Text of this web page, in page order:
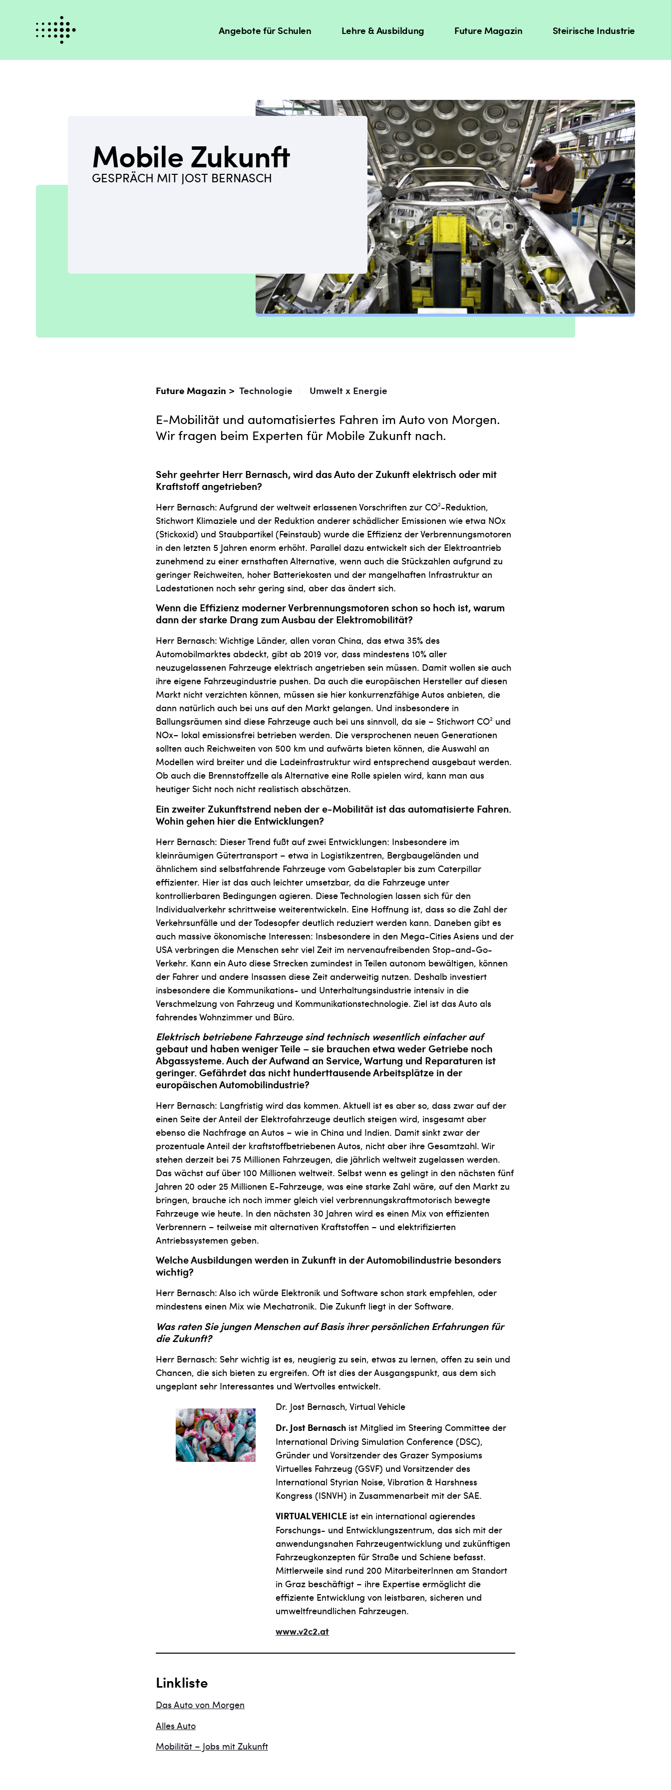
Angebote für Schulen Lehre & Ausbildung Future Magazin Steirische Industrie
Mobile Zukunft
GESPRÄCH MIT JOST BERNASCH
Future Magazin > Technologie Umwelt x Energie
E-Mobilität und automatisiertes Fahren im Auto von Morgen.
Wir fragen beim Experten für Mobile Zukunft nach.
Sehr geehrter Herr Bernasch, wird das Auto der Zukunft elektrisch oder mit
Kraftstoff angetrieben?
Herr Bernasch: Aufgrund der weltweit erlassenen Vorschriften zur CO²-Reduktion,
Stichwort Klimaziele und der Reduktion an­derer schädlicher Emissionen wie etwa NOx
(Stickoxid) und Staubpartikel (Feinstaub) wurde die Effizienz der Verbrennungsmotoren
in den letzten 5 Jahren enorm er­höht. Parallel dazu entwickelt sich der Elek­troantrieb
zunehmend zu einer ernsthaften Alternative, wenn auch die Stückzahlen aufgrund zu
geringer Reichweiten, hoher Batteriekosten und der mangelhaften Infrastruktur an
Ladestationen noch sehr gering sind, aber das ändert sich.
Wenn die Effizienz moderner Ver­brennungsmotoren schon so hoch ist, warum
dann der starke Drang zum Ausbau der Elektromobilität?
Herr Bernasch: Wichtige Länder, allen voran China, das etwa 35% des
Automobilmarktes abdeckt, gibt ab 2019 vor, dass mindestens 10% aller
neuzugelassenen Fahrzeuge elektrisch angetrieben sein müssen. Damit wollen sie auch
ihre eigene Fahrzeugindustrie pushen. Da auch die europäischen Hersteller auf diesen
Markt nicht verzichten können, müssen sie hier konkurrenzfähige Autos anbieten, die
dann natürlich auch bei uns auf den Markt gelangen. Und insbesondere in
Ballungsräumen sind diese Fahrzeuge auch bei uns sinnvoll, da sie – Stichwort CO² und
NOx– lokal emissionsfrei betrieben werden. Die versprochenen neuen Genera­tionen
sollten auch Reichweiten von 500 km und aufwärts bieten können, die Auswahl an
Modellen wird breiter und die Ladeinfrastruktur wird entsprechend ausgebaut werden.
Ob auch die Brennstoffzelle als Alternative eine Rolle spielen wird, kann man aus
heutiger Sicht noch nicht realis­tisch abschätzen.
Ein zweiter Zukunftstrend neben der e-Mobilität ist das automatisierte Fahren.
Wohin gehen hier die Entwick­lungen?
Herr Bernasch: Dieser Trend fußt auf zwei Entwicklun­gen: Insbesondere im
kleinräumigen Gütertransport – etwa in Logistikzentren, Bergbaugeländen und
ähnlichem sind selbstfahrende Fahrzeuge vom Gabelstapler bis zum Caterpillar
effizienter. Hier ist das auch leichter umsetzbar, da die Fahrzeuge unter
kontrollierbaren Bedingungen agieren. Diese Technologien lassen sich für den
Individualverkehr schrittweise weiterentwickeln. Eine Hoffnung ist, dass so die Zahl der
Verkehrsunfälle und der Todesopfer deutlich reduziert werden kann. Daneben gibt es
auch massive ökono­mische Interessen: Insbesondere in den Mega-Cities Asiens und der
USA verbringen die Menschen sehr viel Zeit im nervenaufreibenden Stop-and-Go-
Verkehr. Kann ein Auto diese Strecken zumindest in Teilen autonom bewältigen, können
der Fahrer und andere Insassen diese Zeit anderweitig nutzen. Deshalb investiert
insbesondere die Kommunikations- und Unterhaltungsindustrie intensiv in die
Verschmelzung von Fahrzeug und Kommunikationstechnologie. Ziel ist das Auto als
fahrendes Wohnzimmer und Büro.
Elektrisch betriebene Fahrzeuge sind technisch wesentlich einfacher auf­
gebaut und haben weniger Teile – sie brauchen etwa weder Getriebe noch
Abgassysteme. Auch der Aufwand an Service, Wartung und Reparaturen ist
geringer. Gefährdet das nicht hundert­tausende Arbeitsplätze in der
europäischen Automobilindustrie?
Herr Bernasch: Langfristig wird das kommen. Aktuell ist es aber so, dass zwar auf der
einen Seite der Anteil der Elektrofahrzeuge deutlich steigen wird, insgesamt aber
ebenso die Nach­frage an Autos – wie in China und Indien. Damit sinkt zwar der
prozentuale Anteil der kraftstoffbetriebenen Autos, nicht aber ihre Gesamtzahl. Wir
stehen derzeit bei 75 Millionen Fahrzeugen, die jährlich weltweit zugelassen werden.
Das wächst auf über 100 Millionen weltweit. Selbst wenn es ge­lingt in den nächsten fünf
Jahren 20 oder 25 Millionen E-Fahrzeuge, was eine starke Zahl wäre, auf den Markt zu
bringen, brauche ich noch immer gleich viel verbrennungskraft­motorisch bewegte
Fahrzeuge wie heute. In den nächsten 30 Jahren wird es einen Mix von effizienten
Verbrennern – teilweise mit alternativen Kraftstoffen – und elektrifizier­ten
Antriebssystemen geben.
Welche Ausbildungen werden in Zukunft in der Automobilindustrie besonders
wichtig?
Herr Bernasch: Also ich würde Elektronik und Software schon stark empfehlen, oder
mindestens einen Mix wie Mechatronik. Die Zukunft liegt in der Software.
Was raten Sie jungen Menschen auf Basis ihrer persönlichen Erfahrungen für
die Zukunft?
Herr Bernasch: Sehr wichtig ist es, neugierig zu sein, etwas zu lernen, offen zu sein und
Chancen, die sich bieten zu ergreifen. Oft ist dies der Ausgangspunkt, aus dem sich
unge­plant sehr Interessantes und Wertvolles entwickelt.
Dr. Jost Bernasch, Virtual Vehicle
Dr. Jost Bernaschist Mitglied im Steering Committee der
International Driving Simulation Conference (DSC),
Gründer und Vorsitzender des Grazer Symposiums
Virtuelles Fahrzeug (GSVF) und Vorsitzender des
International Styrian Noise, Vibration & Harshness
Kongress (ISNVH) in Zusammenarbeit mit der SAE.
VIRTUAL VEHICLEist ein interna­tional agierendes
Forschungs- und Entwicklungszentrum, das sich mit der
an­wendungsnahen Fahrzeugentwicklung und zukünftigen
Fahrzeugkonzepten für Straße und Schiene befasst.
Mittler­weile sind rund 200 MitarbeiterInnen am Standort
in Graz beschäftigt – ihre Expertise ermöglicht die
effiziente Entwicklung von leistbaren, sicheren und
umweltfreundlichen Fahrzeugen.
www.v2c2.at
Linkliste
Das Auto von Morgen
Alles Auto
Mobilität – Jobs mit Zukunft